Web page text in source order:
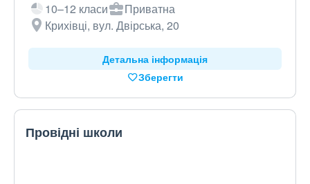
10–12 класи
Приватна
Крихівці, вул. Двірська, 20
Детальна інформація
Зберегти
Провідні школи